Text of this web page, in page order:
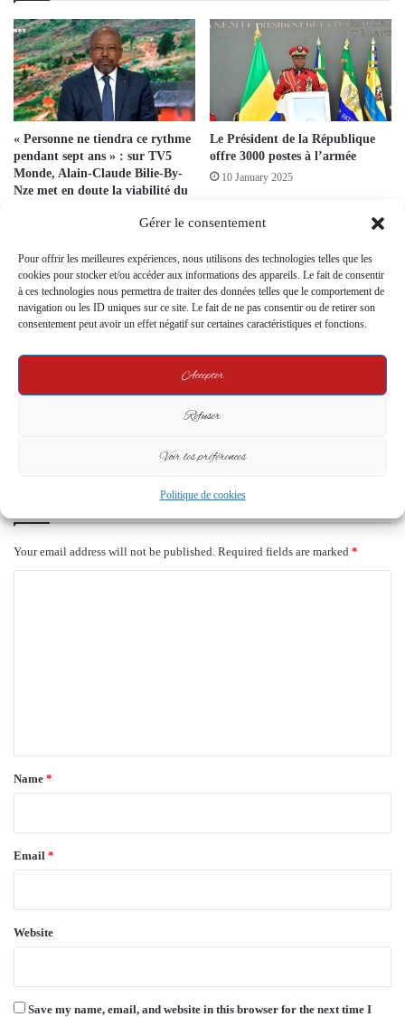
Gérer le consentement
Pour offrir les meilleures expériences, nous utilisons des technologies telles que les
cookies pour stocker et/ou accéder aux informations des appareils. Le fait de consentir
à ces technologies nous permettra de traiter des données telles que le comportement de
navigation ou les ID uniques sur ce site. Le fait de ne pas consentir ou de retirer son
consentement peut avoir un effet négatif sur certaines caractéristiques et fonctions.
Accepter
Refuser
Voir les préférences
Politique de cookies
« Personne ne tiendra ce rythme
pendant sept ans » : sur TV5
Monde, Alain-Claude Bilie-By-
Nze met en doute la viabilité du
Le Président de la République
offre 3000 postes à l’armée
10 January 2025
franchira pas le Rubicon d’une
Gabon: Retour aux Vieilles
Pratiques dans les Nominations
Administratives au Dernier
Conseil de Ministres !
Your email address will not be published. Required fields are marked *
*
Name *
Email *
Website
Save my name, email, and website in this browser for the next time I